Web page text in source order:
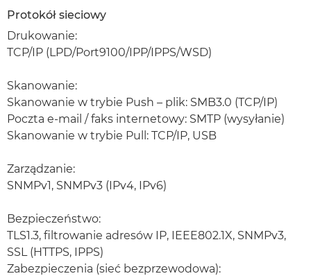
Protokół sieciowy
Drukowanie:
TCP/IP (LPD/Port9100/IPP/IPPS/WSD)
Skanowanie:
Skanowanie w trybie Push – plik: SMB3.0 (TCP/IP)
Poczta e-mail / faks internetowy: SMTP (wysyłanie)
Skanowanie w trybie Pull: TCP/IP, USB
Zarządzanie:
SNMPv1, SNMPv3 (IPv4, IPv6)
Bezpieczeństwo:
TLS1.3, filtrowanie adresów IP, IEEE802.1X, SNMPv3,
SSL (HTTPS, IPPS)
Zabezpieczenia (sieć bezprzewodowa):